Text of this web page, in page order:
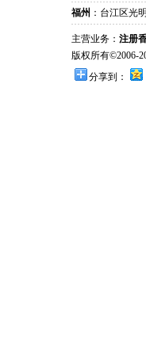
福州 ：台江区光
主营业务： 注册
版权所有©2006-
分享到：